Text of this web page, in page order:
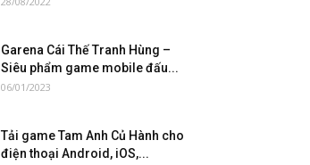
Garena Cái Thế Tranh Hùng –
Siêu phẩm game mobile đấu...
06/01/2023
Tải game Tam Anh Củ Hành cho
điện thoại Android, iOS,...